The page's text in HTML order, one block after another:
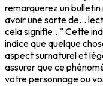
remarquerez un
avoir une sorte de...
cela signifie..." Cette
indice que quelque
aspect surnaturel et
assurer que ce
votre personnage ou